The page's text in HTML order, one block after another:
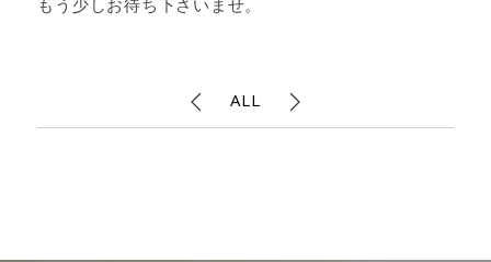
もう少しお待ち下さいませ。
ALL